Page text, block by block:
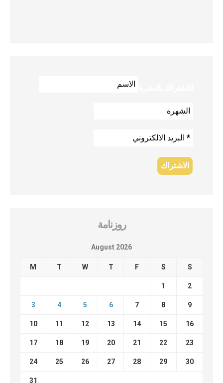
روزنامة
August 2026
M T W T F S S
1 2
3 4 5 6 7 8 9
10 11 12 13 14 15 16
17 18 19 20 21 22 23
24 25 26 27 28 29 30
31